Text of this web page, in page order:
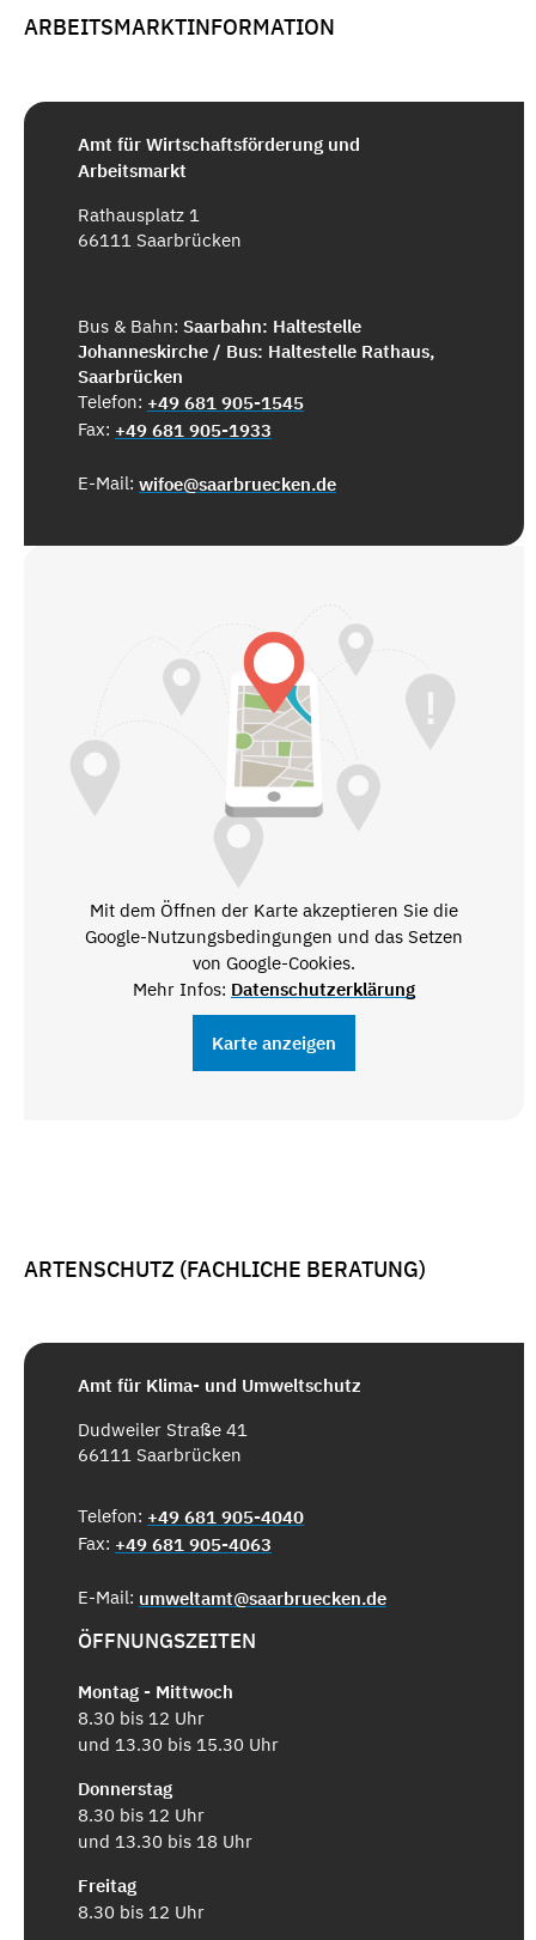
ARBEITSMARKTINFORMATION
Amt für Wirtschaftsförderung und
Arbeitsmarkt
Rathausplatz 1
66111 Saarbrücken
Bus & Bahn: Saarbahn: Haltestelle
Johanneskirche / Bus: Haltestelle Rathaus,
Saarbrücken
Telefon: +49 681 905-1545
Fax: +49 681 905-1933
E-Mail: wifoe@saarbruecken.de
Mit dem Öffnen der Karte akzeptieren Sie die
Google-Nutzungsbedingungen und das Setzen
von Google-Cookies.
Mehr Infos: Datenschutzerklärung
Karte anzeigen
ARTENSCHUTZ (FACHLICHE BERATUNG)
Amt für Klima- und Umweltschutz
Dudweiler Straße 41
66111 Saarbrücken
Telefon: +49 681 905-4040
Fax: +49 681 905-4063
E-Mail: umweltamt@saarbruecken.de
ÖFFNUNGSZEITEN
Montag - Mittwoch
8.30 bis 12 Uhr
und 13.30 bis 15.30 Uhr
Donnerstag
8.30 bis 12 Uhr
und 13.30 bis 18 Uhr
Freitag
8.30 bis 12 Uhr